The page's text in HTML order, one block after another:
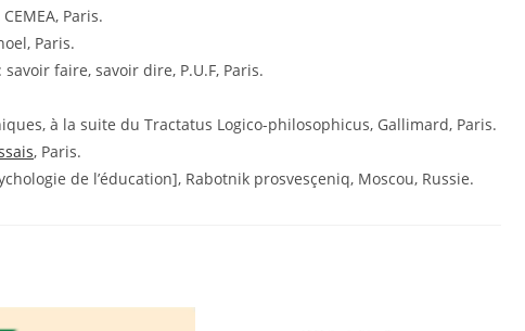
Paris.
Paris.
faire, savoir dire, P.U.F, Paris.
à la suite du Tractatus Logico-philosophicus, Gallimard, Paris.
, Paris.
de l’éducation], Rabotnik prosvesçeniq, Moscou, Russie.